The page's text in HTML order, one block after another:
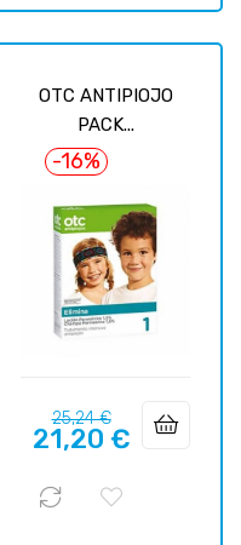
OTC ANTIPIOJO
PACK...
-16%
Precio
regular
25,24 €Precio
21,20 €